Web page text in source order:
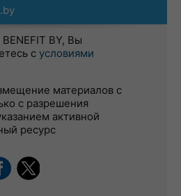
BY, Вы
с условиями
материалов с
с разрешения
активной
ресурс